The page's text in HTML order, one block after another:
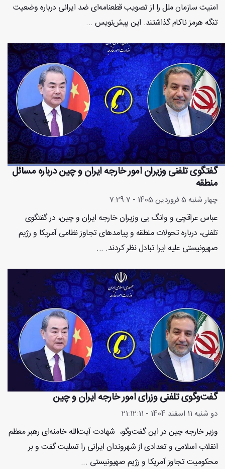
امنیت سازمان ملل را از تصویب قطعنامه‌ای ضد ایرانی درباره وضعیت
تنگه هرمز ناکام گذاشتند. این پیش‌نویس ...
گفتگوی تلفنی وزیران امور خارجه ایران و چین درباره مسائل
منطقه
چهار شنبه 5 فروردین 1405 - 7:29:7
عباس عراقچی و وانگ یی وزیران خارجه ایران و چین، در گفتگوی
تلفنی، درباره تحولات منطقه‌ و پیامدهای تجاوز نظامی آمریکا و رژیم
صهیونیستی علیه ایرا تبادل نظر کردند. ...
گفت‌وگوی تلفنی وزرای امور خارجه ایران و چین
دو شنبه 11 اسفند 1404 - 21:12:11
وزیر خارجه چین در این گفت‌وگو، شهادت آیت‌الله خامنه‌ای رهبر معظم
انقلاب اسلامی و تعدادی از شهروندان ایرانی را تسلیت گفت و بر
محکومیت تجاوز آمریکا و رژیم صهیونیستی ...